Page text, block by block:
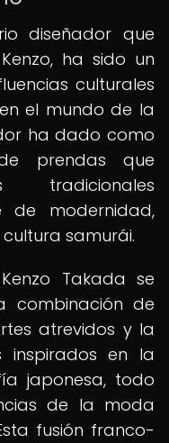
diseñador que
ha sido un
culturales
el mundo de la
ha dado como
prendas que
tradicionales
de modernidad,
samurái.
Takada se
combinación de
atrevidos y la
inspirados en la
japonesa, todo
de la moda
fusión franco-